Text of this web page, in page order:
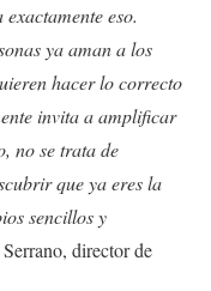
eso.
ya aman a los
hacer lo correcto
invita a amplificar
no se trata de
que ya eres la
sencillos y
director de